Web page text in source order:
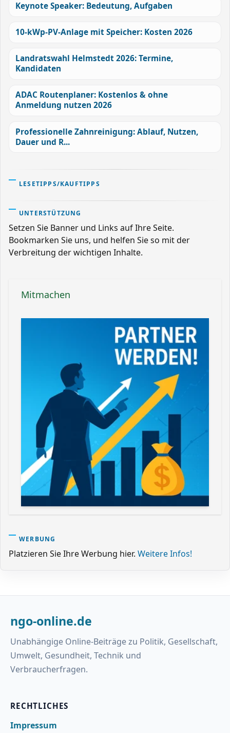
Keynote Speaker: Bedeutung, Aufgaben
10-kWp-PV-Anlage mit Speicher: Kosten 2026
Landratswahl Helmstedt 2026: Termine,
Kandidaten
ADAC Routenplaner: Kostenlos & ohne
Anmeldung nutzen 2026
Professionelle Zahnreinigung: Ablauf, Nutzen,
Dauer und R...
LESETIPPS/KAUFTIPPS
UNTERSTÜTZUNG
Setzen Sie Banner und Links auf Ihre Seite.
Bookmarken Sie uns, und helfen Sie so mit der
Verbreitung der wichtigen Inhalte.
Mitmachen
WERBUNG
Platzieren Sie Ihre Werbung hier. Weitere Infos!
ngo-online.de
Unabhängige Online-Beiträge zu Politik, Gesellschaft,
Umwelt, Gesundheit, Technik und
Verbraucherfragen.
RECHTLICHES
Impressum